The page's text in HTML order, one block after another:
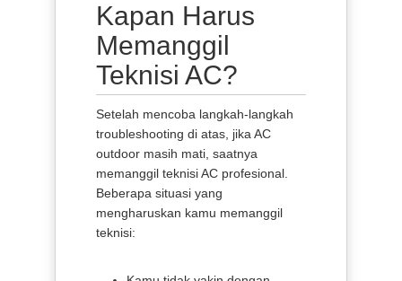
Kapan Harus
Memanggil
Teknisi AC?
Setelah mencoba langkah-langkah
troubleshooting di atas, jika AC
outdoor masih mati, saatnya
memanggil teknisi AC profesional.
Beberapa situasi yang
mengharuskan kamu memanggil
teknisi: